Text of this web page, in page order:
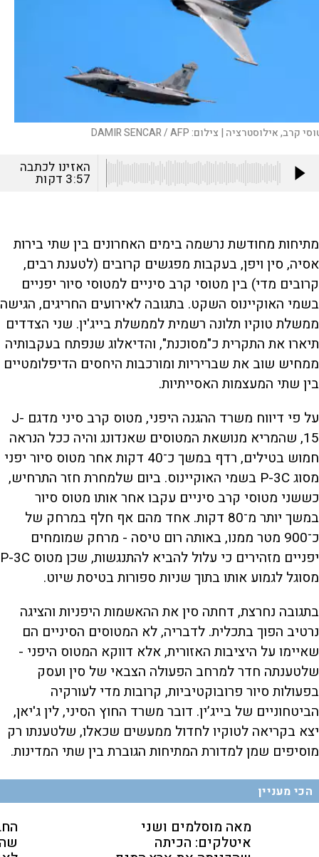
קרב, אילוסטרציה | צילום:DAMIR SENCAR / AFP
האזינו לכתבה
3:57 דקות
מתיחות מחודשת נרשמה בימים האחרונים בין שתי בירות
אסיה, סין ויפן, בעקבות מפגשים קרובים (לטענת רבים,
קרובים מדי) בין מטוסי קרב סיניים למטוסי סיור יפניים
בשמי האוקיינוס השקט. בתגובה לאירועים החריגים, הגישה
ממשלת טוקיו תלונה רשמית לממשלת בייג'ין. שני הצדדים
תיארו את התקרית כ"מסוכנת", והדיאלוג שנפתח בעקבותיה
ממחיש שוב את שבריריות ומורכבות היחסים הדיפלומטיים
בין שתי המעצמות האסייתיות.
על פי דיווח משרד ההגנה היפני, מטוס קרב סיני מדגם J-
15, שהמריא מנושאת המטוסים שאנדונג והיה ככל הנראה
חמוש בטילים, רדף במשך כ־40 דקות אחר מטוס סיור יפני
מסוג P-3C בשמי האוקיינוס. ביום שלמחרת חזר התרחיש,
כששני מטוסי קרב סיניים עקבו אחר אותו מטוס סיור
במשך יותר מ־80 דקות. אחד מהם אף חלף במרחק של
כ־900 מטר ממנו, באותה רום טיסה - מרחק שמומחים
יפניים מזהירים כי עלול להביא להתנגשות, שכן מטוס P-3C
מסוגל לגמוע אותו בתוך שניות ספורות בטיסת שיוט.
בתגובה נחרצת, דחתה סין את ההאשמות היפניות והציגה
נרטיב הפוך בתכלית. לדבריה, לא המטוסים הסיניים הם
שאיימו על היציבות האזורית, אלא דווקא המטוס היפני -
שלטענתה חדר למרחב הפעולה הצבאי של סין ועסק
בפעולות סיור פרובוקטיביות, קרובות מדי לעורקיה
הביטחוניים של בייג’ין. דובר משרד החוץ הסיני, לין ג'יאן,
יצא בקריאה לטוקיו לחדול ממעשים שכאלו, שלטענתו רק
מוסיפים שמן למדורת המתיחות הגוברת בין שתי המדינות.
הכי מעניין
מאה מוסלמים ושני
איטלקים: הכיתה